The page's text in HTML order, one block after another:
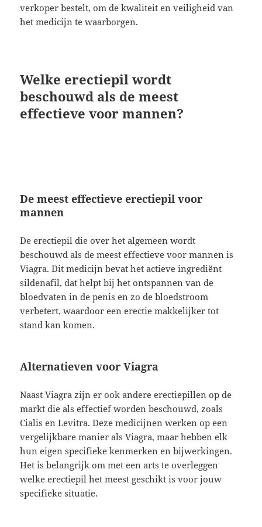
verkoper bestelt, om de kwaliteit en veiligheid van
het medicijn te waarborgen.
Welke erectiepil wordt
beschouwd als de meest
effectieve voor mannen?
De meest effectieve erectiepil voor
mannen
De erectiepil die over het algemeen wordt
beschouwd als de meest effectieve voor mannen is
Viagra. Dit medicijn bevat het actieve ingrediënt
sildenafil, dat helpt bij het ontspannen van de
bloedvaten in de penis en zo de bloedstroom
verbetert, waardoor een erectie makkelijker tot
stand kan komen.
Alternatieven voor Viagra
Naast Viagra zijn er ook andere erectiepillen op de
markt die als effectief worden beschouwd, zoals
Cialis en Levitra. Deze medicijnen werken op een
vergelijkbare manier als Viagra, maar hebben elk
hun eigen specifieke kenmerken en bijwerkingen.
Het is belangrijk om met een arts te overleggen
welke erectiepil het meest geschikt is voor jouw
specifieke situatie.